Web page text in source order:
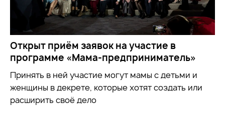
Открыт приём заявок на участие в
программе «Мама-предприниматель»
Принять в ней участие могут мамы с детьми и
женщины в декрете, которые хотят создать или
расширить своё дело